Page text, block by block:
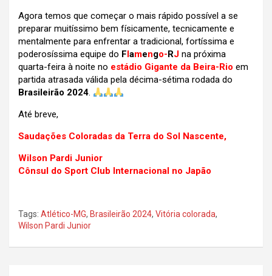
Agora temos que começar o mais rápido possível a se
preparar muitíssimo bem físicamente, tecnicamente e
mentalmente para enfrentar a tradicional, fortíssima e
poderosíssima equipe do Flamengo-RJ na próxima
quarta-feira à noite no estádio Gigante da Beira-Rio em
partida atrasada válida pela décima-sétima rodada do
Brasileirão 2024.
Até breve,
Saudações Coloradas da Terra do Sol Nascente,
Wilson Pardi Junior
Cônsul do Sport Club Internacional no Japão
Tags: Atlético-MG, Brasileirão 2024, Vitória colorada,
Wilson Pardi Junior